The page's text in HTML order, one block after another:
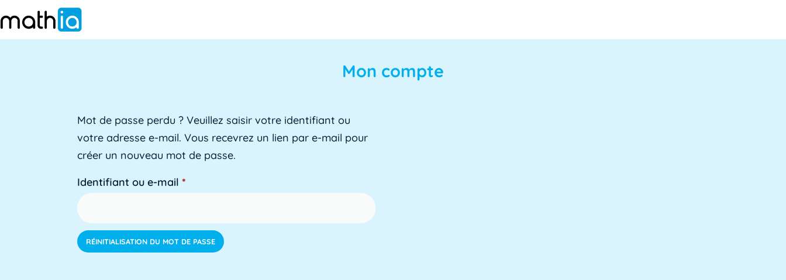
Mon compte
Mot de passe perdu ? Veuillez saisir votre identifiant ou
votre adresse e-mail. Vous recevrez un lien par e-mail pour
créer un nouveau mot de passe.
Identifiant ou e-mail *
RÉINITIALISATION DU MOT DE PASSE